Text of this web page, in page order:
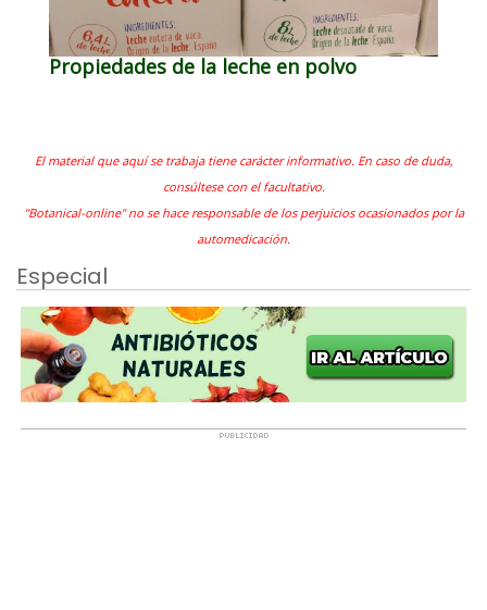
Propiedades de la leche en polvo
El material que aquí se trabaja tiene carácter informativo. En caso de duda,
consúltese con el facultativo.
"Botanical-online" no se hace responsable de los perjuicios ocasionados por la
automedicación.
Especial